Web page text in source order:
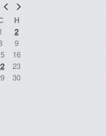
Попер
Н
2
9
16
23
30